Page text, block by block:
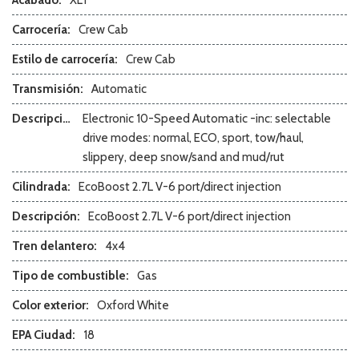
Full Size Spare Tire
Heated Exterior Mirror
High Intensity Discharge Headlights
Leather Steering Wheel
Navigation Aid
Bolsa de aire del lado del pasajero
Passenger Multi-Adjustable Power Seat
Pickup Truck Bed Liner
Pickup Truck Cargo Box Light
Cerraduras de puertas eléctricas
Ventanas eléctricas
Limpiaparabrisas con sensor de lluvia
Rear Window Defogger
Remote Ignition
Carrocería: Crew Cab
Estilo de carrocería: Crew Cab
Transmisión: Automatic
Descripción de la transmisión:
Electronic 10-Speed Automatic -inc: selectable
drive modes: normal, ECO, sport, tow/haul,
slippery, deep snow/sand and mud/rut
Cilindrada: EcoBoost 2.7L V-6 port/direct injection
Descripción: EcoBoost 2.7L V-6 port/direct injection
Tren delantero: 4x4
Tipo de combustible: Gas
Color exterior: Oxford White
EPA Ciudad: 18